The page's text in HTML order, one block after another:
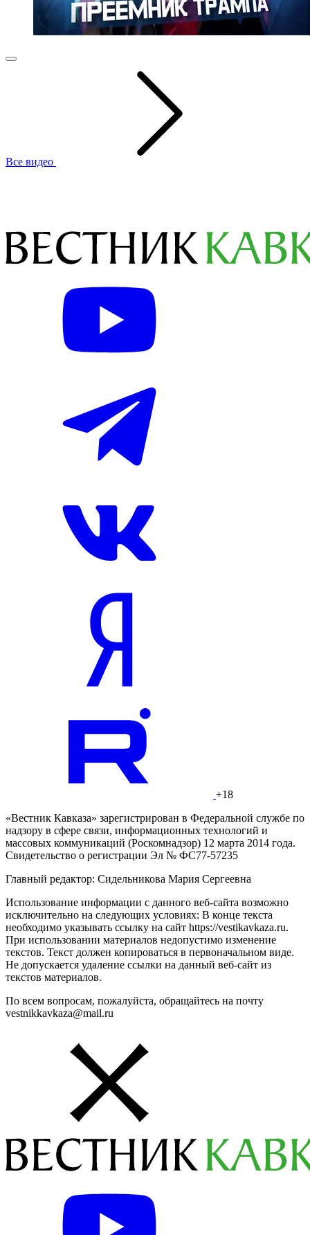
Все видео
+18
«Вестник Кавказа» зарегистрирован в Федеральной службе по
надзору в сфере связи, информационных технологий и
массовых коммуникаций (Роскомнадзор) 12 марта 2014 года.
Свидетельство о регистрации Эл № ФС77-57235
Главный редактор: Сидельникова Мария Сергеевна
Использование информации с данного веб-сайта возможно
исключительно на следующих условиях: В конце текста
необходимо указывать ссылку на сайт https://vestikavkaza.ru.
При использовании материалов недопустимо изменение
текстов. Текст должен копироваться в первоначальном виде.
Не допускается удаление ссылки на данный веб-сайт из
текстов материалов.
По всем вопросам, пожалуйста, обращайтесь на почту
vestnikkavkaza@mail.ru